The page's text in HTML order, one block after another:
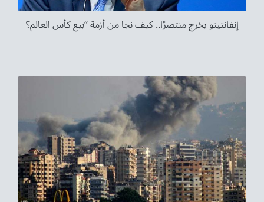
إنفانتينو يخرج منتصرًا.. كيف نجا من أزمة “بيع كأس العالم؟